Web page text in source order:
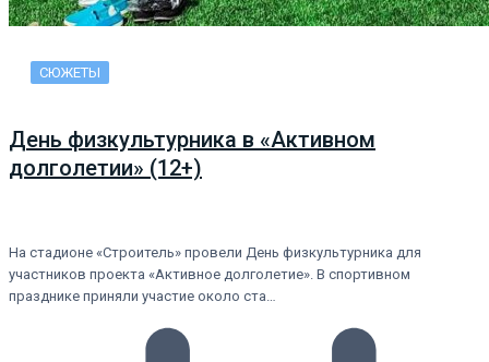
СЮЖЕТЫ
День физкультурника в «Активном
долголетии» (12+)
На стадионе «Строитель» провели День физкультурника для
участников проекта «Активное долголетие». В спортивном
празднике приняли участие около ста…